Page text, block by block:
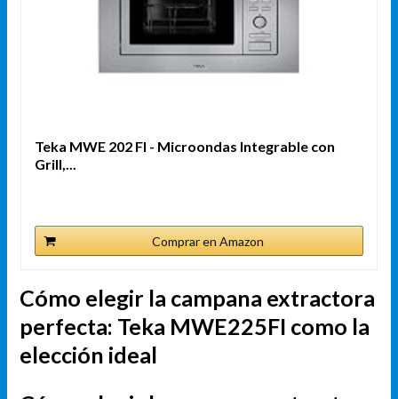
Teka MWE 202 FI - Microondas Integrable con
Grill,...
Comprar en Amazon
Cómo elegir la campana extractora
perfecta: Teka MWE225FI como la
elección ideal